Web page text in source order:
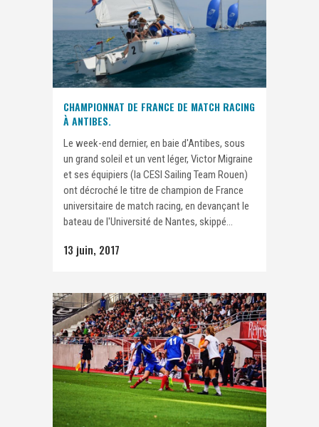
CHAMPIONNAT DE FRANCE DE MATCH RACING
À ANTIBES.
Le week-end dernier, en baie d'Antibes, sous
un grand soleil et un vent léger, Victor Migraine
et ses équipiers (la CESI Sailing Team Rouen)
ont décroché le titre de champion de France
universitaire de match racing, en devançant le
bateau de l'Université de Nantes, skippé...
13 juin, 2017